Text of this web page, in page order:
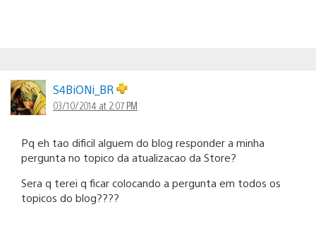
S4BiONi_BR
03/10/2014 at 2:07 PM
Pq eh tao dificil alguem do blog responder a minha
pergunta no topico da atualizacao da Store?
Sera q terei q ficar colocando a pergunta em todos os
topicos do blog????